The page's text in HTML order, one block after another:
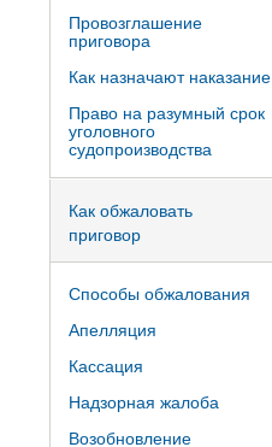
Провозглашение
приговора
Как назначают наказание
Право на разумный срок
уголовного
судопроизводства
Как обжаловать
приговор
Способы обжалования
Апелляция
Кассация
Надзорная жалоба
Возобновление